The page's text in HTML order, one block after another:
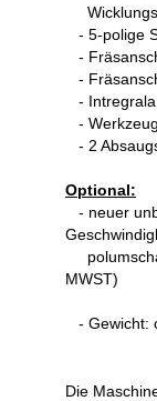
- 5-polige
-
-
-
-
- 2
Optional:
- neuer
MWST)
- Gewicht:
Die